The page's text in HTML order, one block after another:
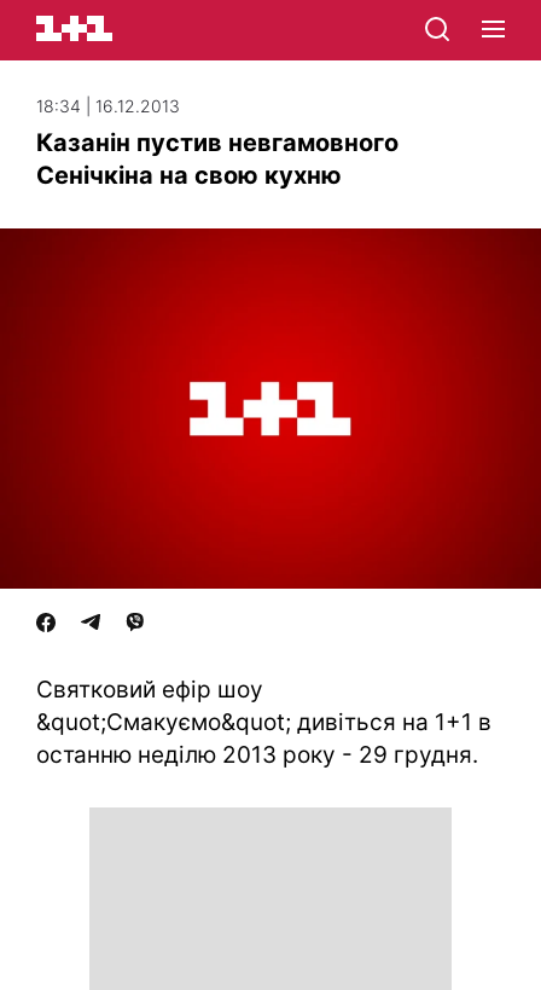
18:34 | 16.12.2013
Казанін пустив невгамовного
Сенічкіна на свою кухню
Святковий ефір шоу
&quot;Смакуємо&quot; дивіться на 1+1 в
останню неділю 2013 року - 29 грудня.